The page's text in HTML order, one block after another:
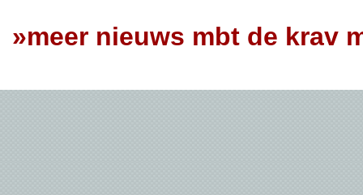
»meer nieuws mbt de krav